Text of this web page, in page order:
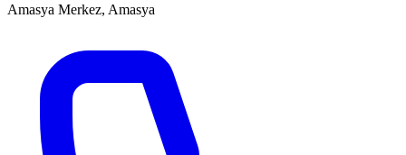
Amasya Merkez, Amasya